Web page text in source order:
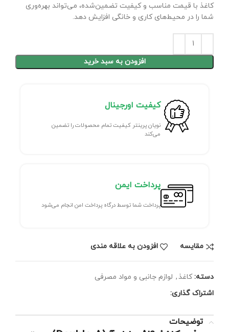
کاغذ با قیمت مناسب و کیفیت تضمین‌شده، می‌تواند بهره‌وری
شما را در محیط‌های کاری و خانگی افزایش دهد.
افزودن به سبد خرید
کیفیت اورجینال
نویان پرینتر کیفیت تمام محصولات را تضمین
می‌کند
پرداخت ایمن
پرداخت شما توسط درگاه پرداخت امن انجام می‌شود
مقايسه افزودن به علاقه مندی
دسته: کاغذ, لوازم جانبی و مواد مصرفی
اشتراک گذاری:
توضیحات